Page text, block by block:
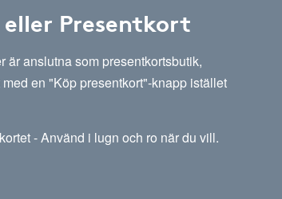
Presentkort
är anslutna som presentkortsbutik,
en "Köp presentkort"-knapp istället
- Använd i lugn och ro när du vill.